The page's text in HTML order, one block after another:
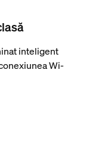
inteligent
Wi-